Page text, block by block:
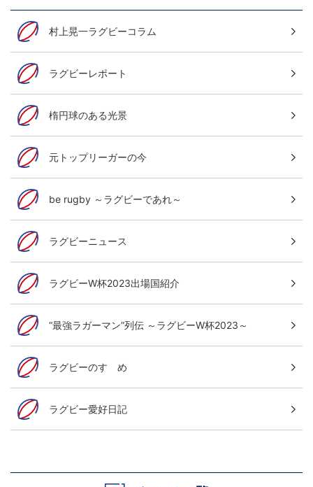
村上晃一ラグビーコラム
ラグビーレポート
楕円球のある光景
元トップリーガーの今
be rugby ～ラグビーであれ～
ラグビーニュース
ラグビーW杯2023出場国紹介
“最強ラガーマン”列伝 ～ラグビーW杯2023～
ラグビーのすゝめ
ラグビー愛好日記